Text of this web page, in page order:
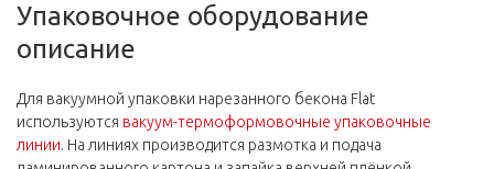
Упаковочное оборудование
описание
Для вакуумной упаковки нарезанного бекона Flat
используются вакуум-термоформовочные упаковочные
линии. На линиях производится размотка и подача